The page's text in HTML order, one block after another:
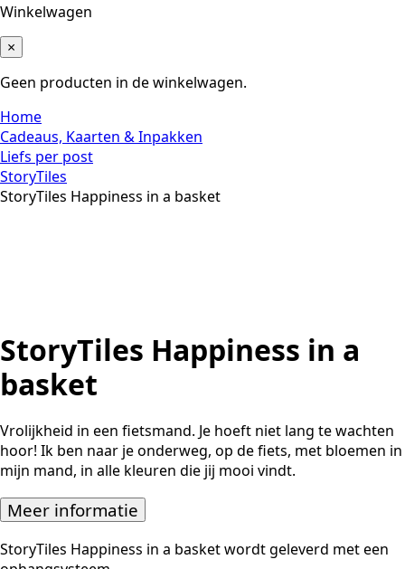
Winkelwagen
×
Geen producten in de winkelwagen.
Home
Cadeaus, Kaarten & Inpakken
Liefs per post
StoryTiles
StoryTiles Happiness in a basket
StoryTiles Happiness in a
basket
Vrolijkheid in een fietsmand. Je hoeft niet lang te wachten
hoor! Ik ben naar je onderweg, op de fiets, met bloemen in
mijn mand, in alle kleuren die jij mooi vindt.
Meer informatie
StoryTiles Happiness in a basket wordt geleverd met een